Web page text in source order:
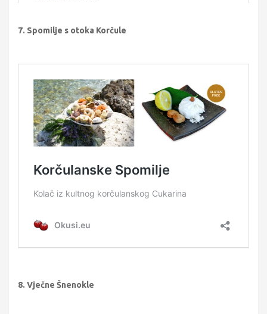
7. Spomilje s otoka Korčule
8. Vječne Šnenokle